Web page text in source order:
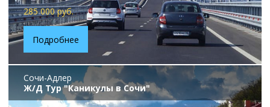
285 000 руб.
Подробнее
Сочи-Адлер
Ж/Д Тур "Каникулы в Сочи"